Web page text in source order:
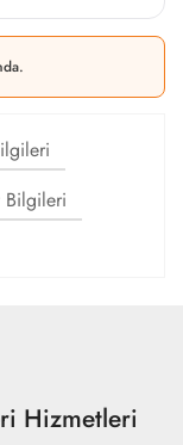
Bilgileri
Hizmetleri